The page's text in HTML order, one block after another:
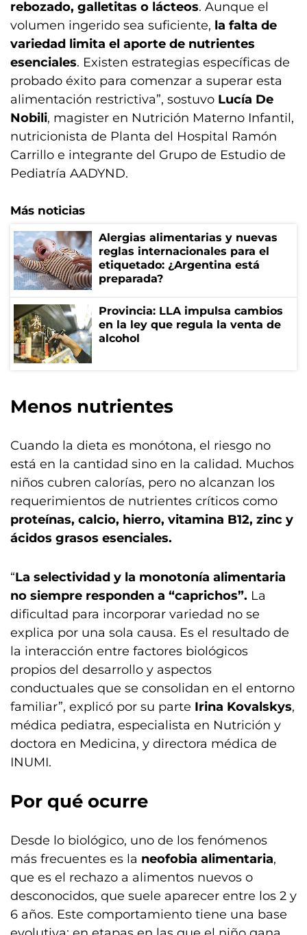
rebozado, galletitas o lácteos. Aunque el
volumen ingerido sea suficiente, la falta de
variedad limita el aporte de nutrientes
esenciales. Existen estrategias específicas de
probado éxito para comenzar a superar esta
alimentación restrictiva”, sostuvo Lucía De
Nobili, magister en Nutrición Materno Infantil,
nutricionista de Planta del Hospital Ramón
Carrillo e integrante del Grupo de Estudio de
Pediatría AADYND.
Más noticias
Alergias alimentarias y nuevas
reglas internacionales para el
etiquetado: ¿Argentina está
preparada?
Provincia: LLA impulsa cambios
en la ley que regula la venta de
alcohol
Menos nutrientes
Cuando la dieta es monótona, el riesgo no
está en la cantidad sino en la calidad. Muchos
niños cubren calorías, pero no alcanzan los
requerimientos de nutrientes críticos como
proteínas, calcio, hierro, vitamina B12, zinc y
ácidos grasos esenciales.
“La selectividad y la monotonía alimentaria
no siempre responden a “caprichos”. La
dificultad para incorporar variedad no se
explica por una sola causa. Es el resultado de
la interacción entre factores biológicos
propios del desarrollo y aspectos
conductuales que se consolidan en el entorno
familiar”, explicó por su parte Irina Kovalskys,
médica pediatra, especialista en Nutrición y
doctora en Medicina, y directora médica de
INUMI.
Por qué ocurre
Desde lo biológico, uno de los fenómenos
más frecuentes es la neofobia alimentaria,
que es el rechazo a alimentos nuevos o
desconocidos, que suele aparecer entre los 2 y
6 años. Este comportamiento tiene una base